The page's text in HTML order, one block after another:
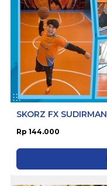
SKORZ FX SUDIRMAN
Rp 144.000